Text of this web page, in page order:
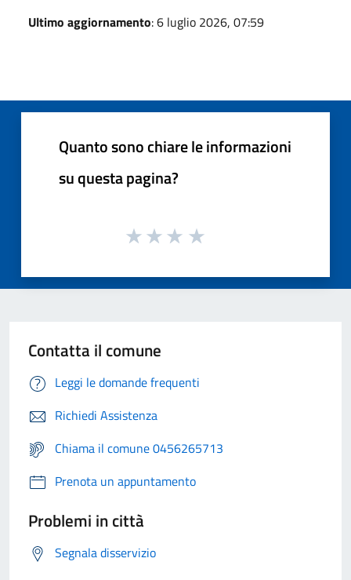
Ultimo aggiornamento: 6 luglio 2026, 07:59
Quanto sono chiare le informazioni
su questa pagina?
Contatta il comune
Leggi le domande frequenti
Richiedi Assistenza
Chiama il comune 0456265713
Prenota un appuntamento
Problemi in città
Segnala disservizio